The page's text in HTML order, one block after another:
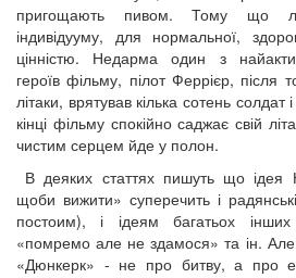
пригощають пивом. Тому що
індивідууму, для нормальної,
цінністю. Недарма один з
героїв фільму, пілот Феррієр, після
літаки, врятував кілька сотень
кінці фільму спокійно саджає свій
чистим серцем йде у полон.
В деяких статтях пишуть що ідея
щоби вижити» суперечить і
постоим), і ідеям багатьох
«помремо але не здамося» та ін.
«Дюнкерк» - не про битву, а про